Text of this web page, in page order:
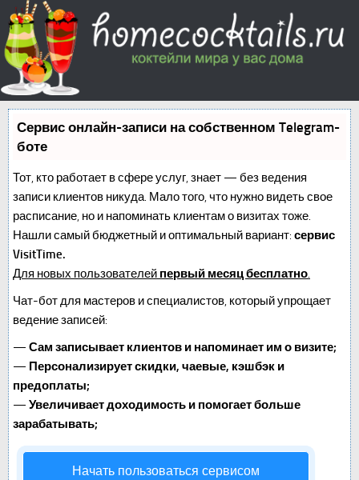
Сервис онлайн-записи на собственном Telegram-
боте
Тот, кто работает в сфере услуг, знает — без ведения
записи клиентов никуда. Мало того, что нужно видеть свое
расписание, но и напоминать клиентам о визитах тоже.
Нашли самый бюджетный и оптимальный вариант: сервис
VisitTime.
Для новых пользователей первый месяц бесплатно.
Чат-бот для мастеров и специалистов, который упрощает
ведение записей:
— Сам записывает клиентов и напоминает им о визите;
— Персонализирует скидки, чаевые, кэшбэк и
предоплаты;
— Увеличивает доходимость и помогает больше
зарабатывать;
Начать пользоваться сервисом